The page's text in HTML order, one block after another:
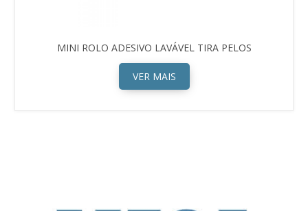
MINI ROLO ADESIVO LAVÁVEL TIRA PELOS
VER MAIS